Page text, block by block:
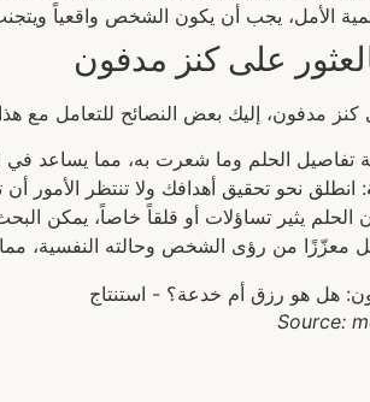
الأمل، يجب أن يكون الشخص واقعياً
على كنز مدفون
مدفون، إليك بعض النصائح للتعامل مع
تفاصيل الحلم وما شعرت به، مما يساعد في
: انطلق نحو تحقيق أهدافك ولا تنتظر الأمور أن
الحلم يثير تساؤلات أو قلقاً خاصاً، يمكن
معزّزًا من رؤى الشخص وحالته النفسية،
Source: